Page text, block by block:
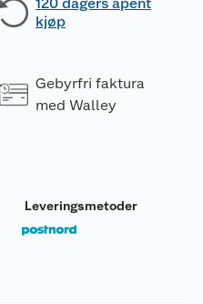
kjøp
Gebyrfri faktura
med Walley
Leveringsmetoder